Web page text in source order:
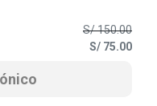
S/150.00
S/ 75.00